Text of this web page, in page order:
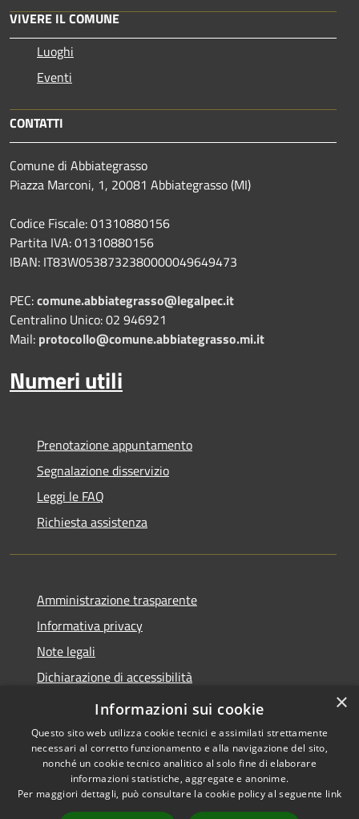
VIVERE IL COMUNE
Luoghi
Eventi
CONTATTI
Comune di Abbiategrasso
Piazza Marconi, 1, 20081 Abbiategrasso (MI)
Codice Fiscale: 01310880156
Partita IVA: 01310880156
IBAN: IT83W0538732380000049649473
PEC:comune.abbiategrasso@legalpec.it
Centralino Unico: 02 946921
Mail: protocollo@comune.abbiategrasso.mi.it
Numeri utili
Prenotazione appuntamento
Segnalazione disservizio
Leggi le FAQ
Richiesta assistenza
Amministrazione trasparente
Informativa privacy
Note legali
Dichiarazione di accessibilità
Whistleblowing
Accessibilità
Copyright © 2026 • Comune di
Abbiategrasso • Powered by
×
Informazioni sui cookie
Questo sito web utilizza cookie tecnici e assimilati strettamente
necessari al corretto funzionamento e alla navigazione del sito,
nonché un cookie tecnico analitico al solo fine di elaborare
informazioni statistiche, aggregate e anonime.
Per maggiori dettagli, può consultare la cookie policy al seguente link